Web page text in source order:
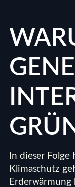
In dieser
Klimaschutz
Erderwärmung